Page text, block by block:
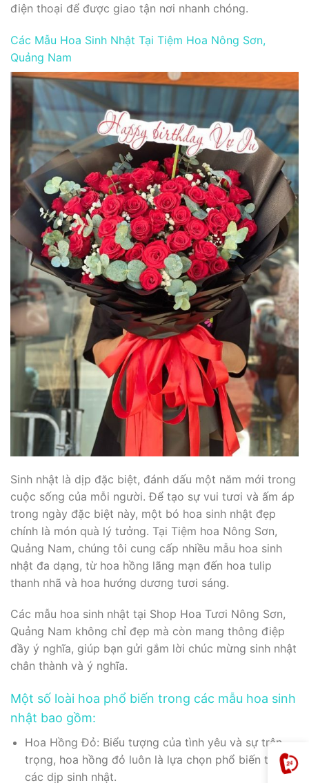
điện thoại để được giao tận nơi nhanh chóng.
Các Mẫu Hoa Sinh Nhật Tại Tiệm Hoa Nông Sơn,
Quảng Nam
Sinh nhật là dịp đặc biệt, đánh dấu một năm mới trong
cuộc sống của mỗi người. Để tạo sự vui tươi và ấm áp
trong ngày đặc biệt này, một bó hoa sinh nhật đẹp
chính là món quà lý tưởng. Tại Tiệm hoa Nông Sơn,
Quảng Nam, chúng tôi cung cấp nhiều mẫu hoa sinh
nhật đa dạng, từ hoa hồng lãng mạn đến hoa tulip
thanh nhã và hoa hướng dương tươi sáng.
Các mẫu hoa sinh nhật tại Shop Hoa Tươi Nông Sơn,
Quảng Nam không chỉ đẹp mà còn mang thông điệp
đầy ý nghĩa, giúp bạn gửi gắm lời chúc mừng sinh nhật
chân thành và ý nghĩa.
Một số loài hoa phổ biến trong các mẫu hoa sinh
nhật bao gồm:
Hoa Hồng Đỏ: Biểu tượng của tình yêu và sự trân
trọng, hoa hồng đỏ luôn là lựa chọn phổ biến trong
các dịp sinh nhật.